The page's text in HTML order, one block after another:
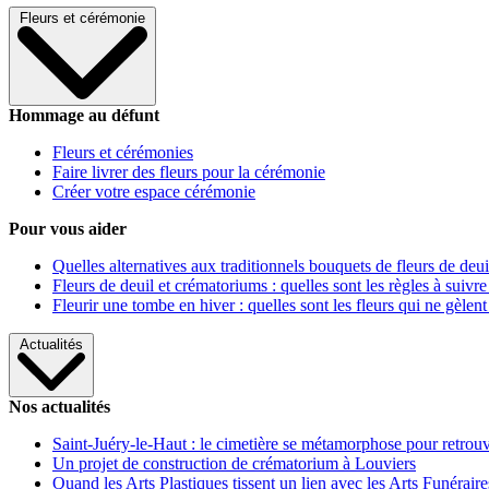
Fleurs et cérémonie
Hommage au défunt
Fleurs et cérémonies
Faire livrer des fleurs pour la cérémonie
Créer votre espace cérémonie
Pour vous aider
Quelles alternatives aux traditionnels bouquets de fleurs de
Fleurs de deuil et crématoriums : quelles sont les règles à
Fleurir une tombe en hiver : quelles sont les fleurs qui ne gèlent
Actualités
Nos actualités
Saint-Juéry-le-Haut : le cimetière se métamorphose pour
Un projet de construction de crématorium à Louviers
Quand les Arts Plastiques tissent un lien avec les Arts